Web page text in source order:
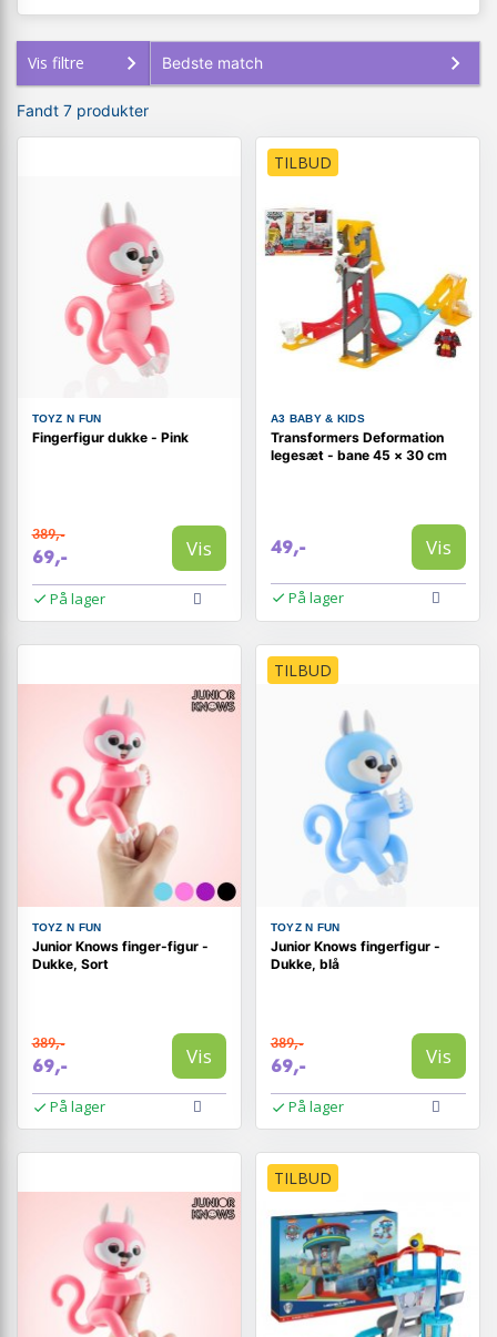
Vis filtre
Fandt 7 produkter
TOYZ N FUN
Fingerfigur dukke - Pink
389,-
69,- Vis
På lager
TILBUD
A3 BABY & KIDS
Transformers Deformation
legesæt - bane 45 × 30 cm
49,- Vis
På lager
TOYZ N FUN
Junior Knows finger-figur -
Dukke, Sort
389,-
69,- Vis
På lager
TILBUD
TOYZ N FUN
Junior Knows fingerfigur -
Dukke, blå
389,-
69,- Vis
På lager
TILBUD